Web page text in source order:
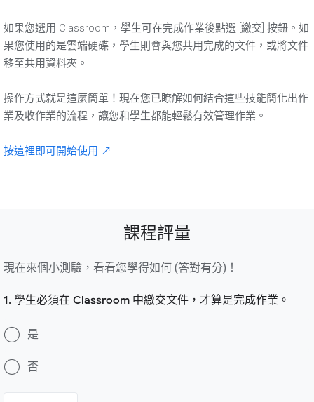
如果您選用 Classroom，學生可在完成作業後點選 [繳交] 按鈕。如
果您使用的是雲端硬碟，學生則會與您共用完成的文件，或將文件
移至共用資料夾。
操作方式就是這麼簡單！現在您已瞭解如何結合這些技能簡化出作
業及收作業的流程，讓您和學生都能輕鬆有效管理作業。
按這裡即可開始使用 ↗
課程評量
現在來個小測驗，看看您學得如何 (答對有分)！
1. 學生必須在 Classroom 中繳交文件，才算是完成作業。
是
否